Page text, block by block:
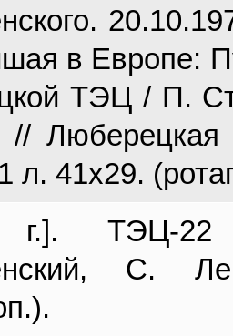
в Европе:
ТЭЦ / П.
//
л. 41х29.
г.]. ТЭЦ-
С.